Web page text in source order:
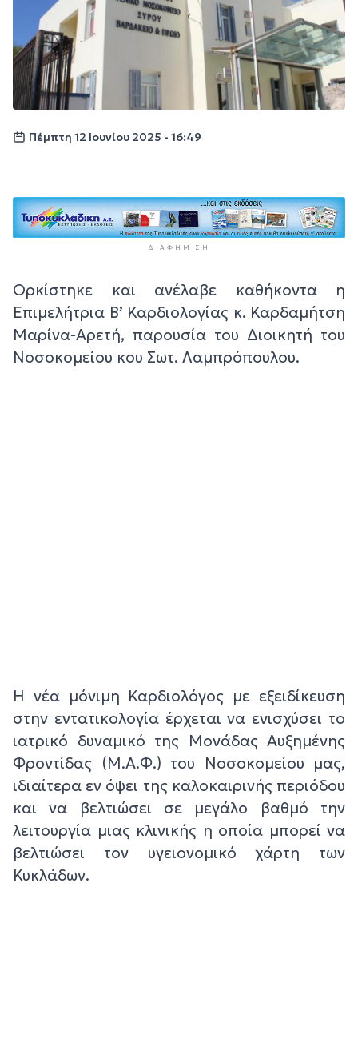
Πέμπτη 12 Ιουνίου 2025 - 16:49
ΔΙΑΦΉΜΙΣΗ
Ορκίστηκε και ανέλαβε καθήκοντα η
Επιμελήτρια Β’ Καρδιολογίας κ. Καρδαμήτση
Μαρίνα-Αρετή, παρουσία του Διοικητή του
Νοσοκομείου κου Σωτ. Λαμπρόπουλου.
Η νέα μόνιμη Καρδιολόγος με εξειδίκευση
στην εντατικολογία έρχεται να ενισχύσει το
ιατρικό δυναμικό της Μονάδας Αυξημένης
Φροντίδας (Μ.Α.Φ.) του Νοσοκομείου μας,
ιδιαίτερα εν όψει της καλοκαιρινής περιόδου
και να βελτιώσει σε μεγάλο βαθμό την
λειτουργία μιας κλινικής η οποία μπορεί να
βελτιώσει τον υγειονομικό χάρτη των
Κυκλάδων.